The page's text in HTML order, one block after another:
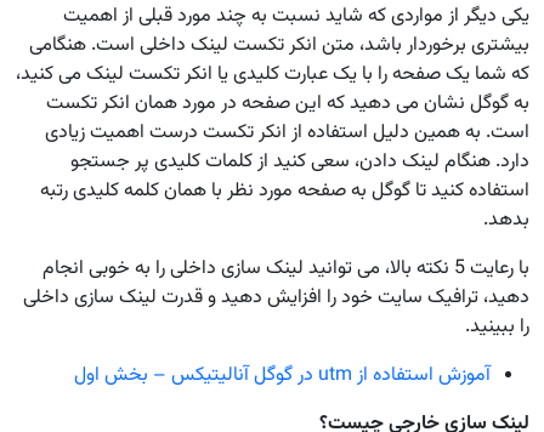
یکی دیگر از مواردی که شاید نسبت به چند مورد قبلی از اهمیت
بیشتری برخوردار باشد، متن انکر تکست لینک داخلی است. هنگامی
که شما یک صفحه را با یک عبارت کلیدی یا انکر تکست لینک می کنید،
به گوگل نشان می دهید که این صفحه در مورد همان انکر تکست
است. به همین دلیل استفاده از انکر تکست درست اهمیت زیادی
دارد. هنگام لینک دادن، سعی کنید از کلمات کلیدی پر جستجو
استفاده کنید تا گوگل به صفحه مورد نظر با همان کلمه کلیدی رتبه
بدهد.
با رعایت 5 نکته بالا، می توانید لینک سازی داخلی را به خوبی انجام
دهید، ترافیک سایت خود را افزایش دهید و قدرت لینک سازی داخلی
را ببینید.
آموزش استفاده از utm در گوگل آنالیتیکس – بخش اول
لینک سازی خارجی چیست؟